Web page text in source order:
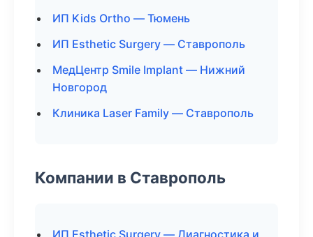
ИП Kids Ortho — Тюмень
ИП Esthetic Surgery — Ставрополь
МедЦентр Smile Implant — Нижний
Новгород
Клиника Laser Family — Ставрополь
Компании в Ставрополь
ИП Esthetic Surgery — Диагностика и